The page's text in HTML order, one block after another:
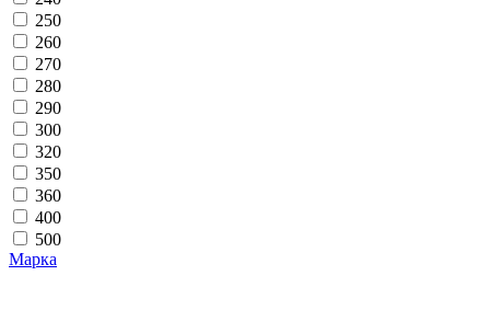
250
260
270
280
290
300
320
350
360
400
500
Марка